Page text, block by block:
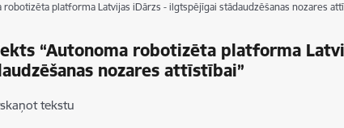
robotizēta platforma Latvijas iDārzs - ilgtspējīgai stādaudzēšanas nozares
“Autonoma robotizēta platforma
nozares attīstībai”
tekstu